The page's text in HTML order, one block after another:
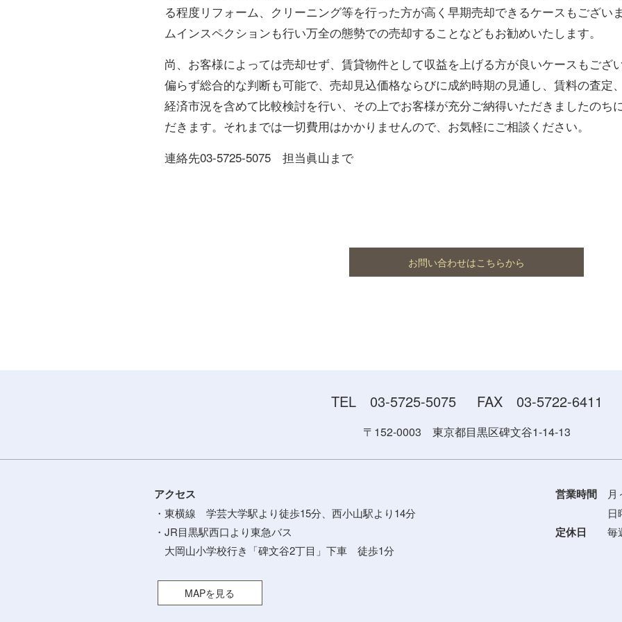
る程度リフォーム、クリーニング等を行った方が高く早期売却できるケースもござい
ムインスペクションも行い万全の態勢での売却することなどもお勧めいたします。
尚、お客様によっては売却せず、賃貸物件として収益を上げる方が良いケースもござ
偏らず総合的な判断も可能で、売却見込価格ならびに成約時期の見通し、賃料の査定
経済市況を含めて比較検討を行い、その上でお客様が充分ご納得いただきましたのち
だきます。それまでは一切費用はかかりませんので、お気軽にご相談ください。
連絡先03-5725-5075 担当眞山まで
お問い合わせはこちらから
TEL 03-5725-5075 FAX 03-5722-6411
〒152-0003 東京都目黒区碑文谷1-14-13
アクセス
・東横線 学芸大学駅より徒歩15分、西小山駅より14分
・JR目黒駅西口より東急バス
大岡山小学校行き「碑文谷2丁目」下車 徒歩1分
MAPを見る
営業時間月～
日曜・祝
定休日 毎